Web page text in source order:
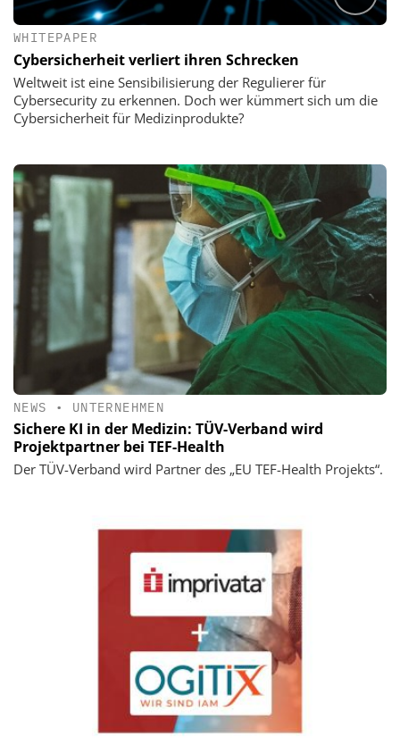
WHITEPAPER
Cybersicherheit verliert ihren Schrecken
Weltweit ist eine Sensibilisierung der Regulierer für
Cybersecurity zu erkennen. Doch wer kümmert sich um die
Cybersicherheit für Medizinprodukte?
NEWS • UNTERNEHMEN
Sichere KI in der Medizin: TÜV-Verband wird
Projektpartner bei TEF-Health
Der TÜV-Verband wird Partner des „EU TEF-Health Projekts“.